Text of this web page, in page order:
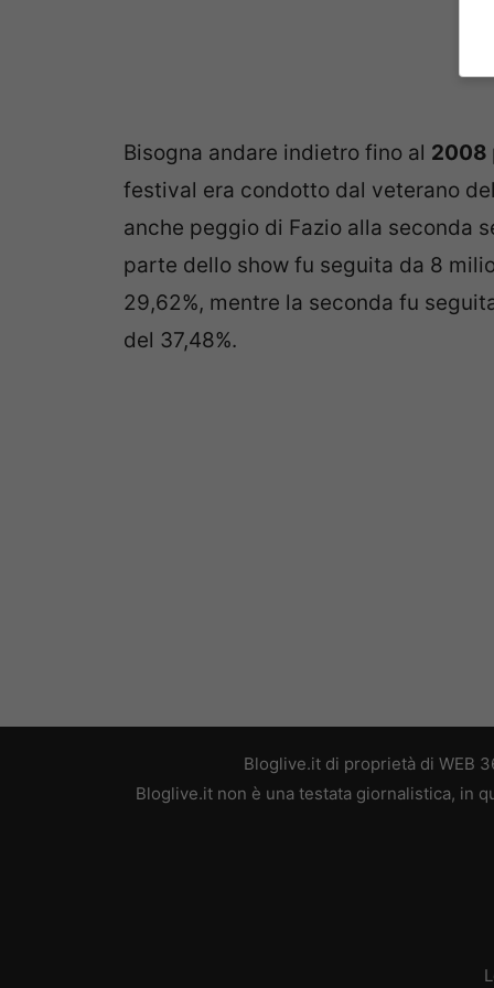
Bisogna andare indietro fino al 2008
festival era condotto dal veterano
anche peggio di Fazio alla seconda
parte dello show fu seguita da 8
29,62%, mentre la seconda fu
del 37,48%.
Bloglive.it di proprietà di WEB
Bloglive.it non è una testata giornalistica, in